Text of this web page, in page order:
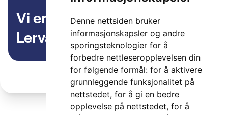
Denne nettsiden bruker
informasjonskapsler og andre
sporingsteknologier for å
forbedre nettleseropplevelsen din
for følgende formål: for å aktivere
grunnleggende funksjonalitet på
nettstedet, for å gi en bedre
opplevelse på nettstedet, for å
Vi er ITS Norway – Lone-Eirin
Lervåg